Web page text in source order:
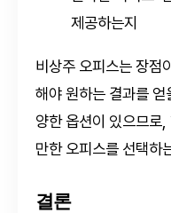
제공하는지
비상주 오피스는 장점
해야 원하는 결과를
양한 옵션이 있으므로
만한 오피스를 선택하
결론